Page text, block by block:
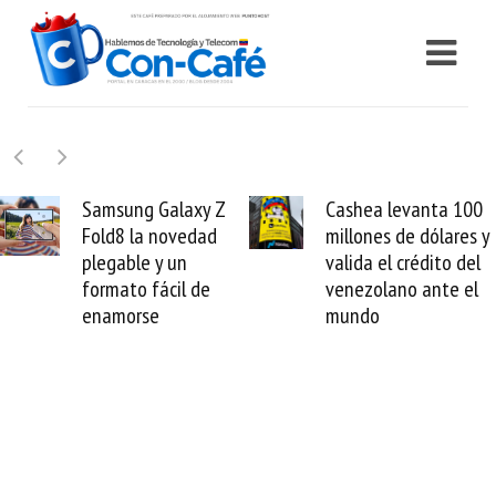
Samsung Galaxy Z
Fold8 la novedad
plegable y un
formato fácil de
enamorse
Cashea levanta 100
millones de dólares y
valida el crédito del
venezolano ante el
mundo